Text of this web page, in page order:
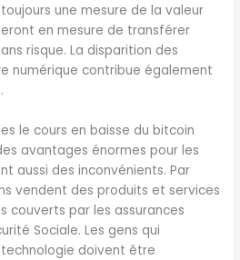
une mesure de la valeur
en mesure de transférer
risque. La disparition des
numérique contribue également
le cours en baisse du bitcoin
avantages énormes pour les
aussi des inconvénients. Par
vendent des produits et services
couverts par les assurances
Sociale. Les gens qui
doivent être